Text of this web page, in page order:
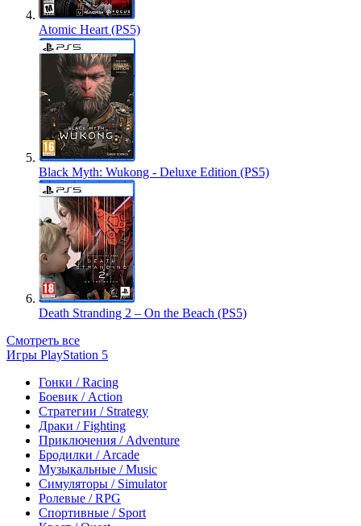
Atomic Heart (PS5)
Black Myth: Wukong - Deluxe Edition (PS5)
Death Stranding 2 – On the Beach (PS5)
Смотреть все
Игры PlayStation 5
Гонки / Racing
Боевик / Action
Стратегии / Strategy
Драки / Fighting
Приключения / Adventure
Бродилки / Arcade
Музыкальные / Music
Симуляторы / Simulator
Ролевые / RPG
Спортивные / Sport